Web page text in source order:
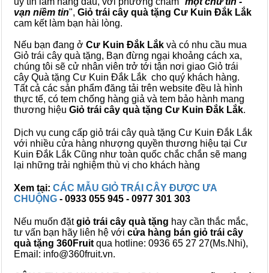
vạn niềm tin", Giỏ trái cây quà tặng Cư Kuin Đắk Lắk
cam kết làm bạn hài lòng.
Nếu bạn đang ở Cư Kuin Đắk Lắk và có nhu cầu mua
Giỏ trái cây quà tặng, Bạn đừng ngại khoảng cách xa,
chúng tôi sẽ cử nhân viên trở tới tận nơi giao Giỏ trái
cây Quà tặng Cư Kuin Đắk Lắk cho quý khách hàng.
Tất cả các sản phẩm đăng tải trên website đều là hình
thực tế, có tem chống hàng giả và tem bảo hành mang
thương hiệu Giỏ trái cây quà tặng Cư Kuin Đắk Lắk.
Dịch vụ cung cấp giỏ trái cây quà tặng Cư Kuin Đắk Lắk
với nhiều cửa hàng nhượng quyền thương hiệu tại Cư
Kuin Đắk Lắk Cũng như toàn quốc chắc chắn sẽ mang
lại những trải nghiệm thù vị cho khách hàng
Xem tại: CÁC MẪU GIỎ TRÁI CÂY ĐƯỢC ƯA
CHUỘNG - 0933 055 945 - 0977 301 303
Nếu muốn đặtgiỏ trái cây quà tặng hay cần thắc mắc,
tư vấn bạn hãy liên hệ với cửa hàng bán giỏ trái cây
quà tặng 360Fruit qua hotline: 0936 65 27 27(Ms.Nhi),
Email: info@360fruit.vn.